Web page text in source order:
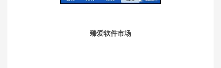
臻爱软件市场